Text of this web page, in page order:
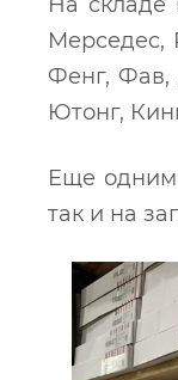
Мерседес,
Фенг, Фав,
Ютонг,
Еще одним
так и на